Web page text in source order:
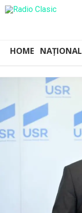
HOME NAȚIONAL